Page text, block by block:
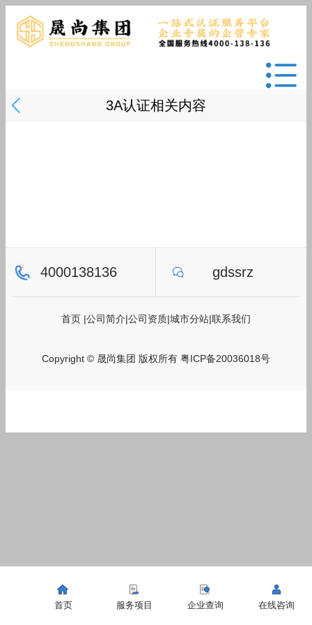
3A认证相关内容
4000138136 gdssrz
首页 |公司简介|公司资质|城市分站|联系我们
Copyright © 晟尚集团 版权所有 粤ICP备20036018号
首页 服务项目 企业查询 在线咨询